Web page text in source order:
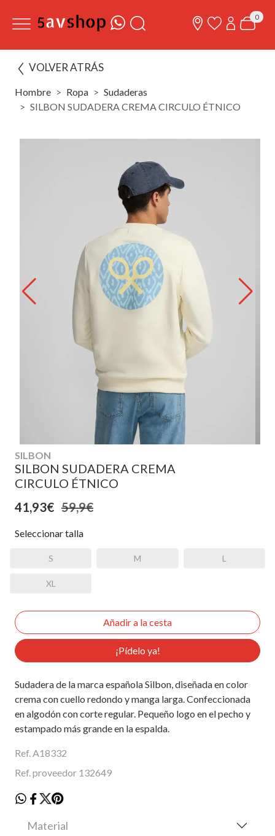
0
VOLVER ATRÁS
Hombre Ropa
Sudaderas
SILBON SUDADERA CREMA CIRCULO ÉTNICO
SILBON
SILBON SUDADERA CREMA
CIRCULO ÉTNICO
41,93€ 59,9€
Seleccionar talla
S M L
XL
¡Pídelo ya!
Sudadera de la marca española Silbon, diseñada en color
crema con cuello redondo y manga larga. Confeccionada
en algodón con corte regular. Pequeño logo en el pecho y
estampado más grande en la espalda.
Ref. A18332
Ref. proveedor 132649
Material